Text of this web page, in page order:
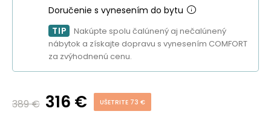
Doručenie s vynesením do bytu
TIP
Nakúpte spolu čalúnený aj nečalúnený
nábytok a získajte dopravu s vynesením COMFORT
za zvýhodnenú cenu.
389 € 316 € UŠETRITE 73 €